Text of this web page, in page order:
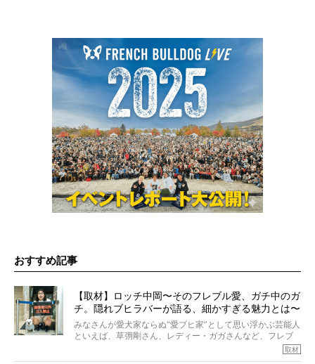
おすすめ記事
【取材】ロッチ中岡〜そのフレブル愛、ガチ中のガ
チ。隠れブヒラバーが語る、細かすぎる魅力とは〜
【前編】
みなさんが愛犬家ならぬ“愛ブヒ家”として思い浮かぶ芸能人
といえば、草彅剛さん、レディー・ガガさんなど、フレブ
ルを飼っている方が多いと思います。が、ロッチ中岡さん取材